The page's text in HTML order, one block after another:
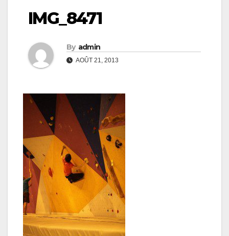
IMG_8471
By admin
AOÛT 21, 2013